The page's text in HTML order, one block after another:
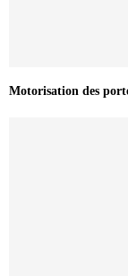
Motorisation des